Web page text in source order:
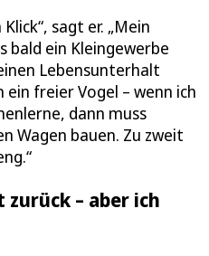
sagt er. „Mein
bald ein Kleingewerbe
Lebensunterhalt
freier Vogel – wenn ich
dann muss
Wagen bauen. Zu zweit
– aber ich